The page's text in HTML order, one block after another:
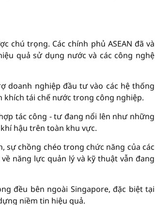
chú trọng. Các chính phủ ASEAN đã và
quả sử dụng nước và các công nghệ
doanh nghiệp đầu tư vào các hệ thống
tái chế nước trong công nghiệp.
tác công - tư đang nổi lên như những
hậu trên toàn khu vực.
sự chồng chéo trong chức năng của các
năng lực quản lý và kỹ thuật vẫn đang
đều bên ngoài Singapore, đặc biệt tại
niềm tin hiệu quả.